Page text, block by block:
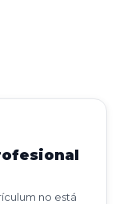
no está